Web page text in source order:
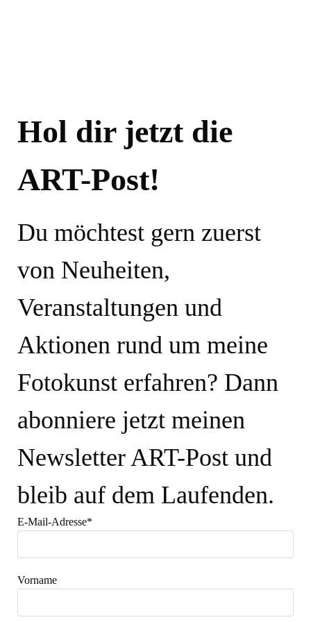
Fotografie
Hol dir jetzt die
ART-Post!
Du möchtest gern zuerst
von Neuheiten,
Veranstaltungen und
Aktionen rund um meine
Fotokunst erfahren? Dann
abonniere jetzt meinen
Newsletter ART-Post und
bleib auf dem Laufenden.
E-Mail-Adresse*
Vorname